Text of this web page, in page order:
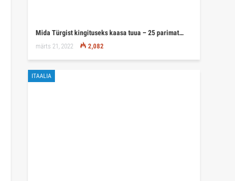
Mida Türgist kingituseks kaasa tuua – 25 parimat…
märts 21, 2022 2,082
ITAALIA